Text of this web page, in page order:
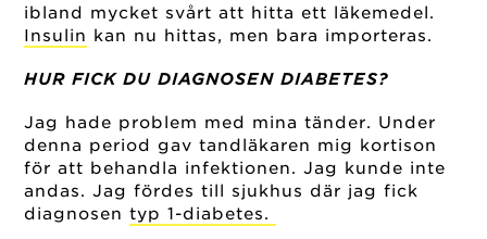
ibland mycket svårt att hitta ett läkemedel.
Insulin kan nu hittas, men bara importeras.
HUR FICK DU DIAGNOSEN DIABETES?
Jag hade problem med mina tänder. Under
denna period gav tandläkaren mig kortison
för att behandla infektionen. Jag kunde inte
andas. Jag fördes till sjukhus där jag fick
diagnosentyp 1-diabetes.